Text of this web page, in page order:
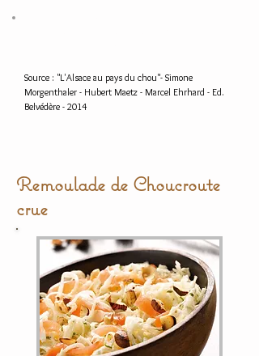
Source : "L'Alsace au pays du chou"- Simone
Morgenthaler - Hubert Maetz - Marcel Ehrhard - Ed.
Belvédère - 2014
Remoulade de Choucroute
crue